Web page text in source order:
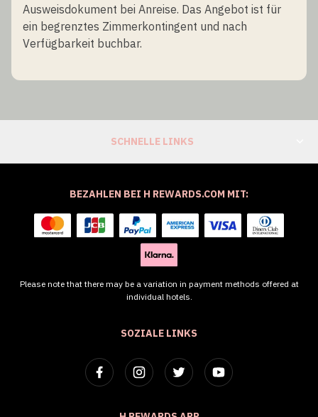
Ausweisdokument bei Anreise. Das Angebot ist für
ein begrenztes Zimmerkontingent und nach
Verfügbarkeit buchbar.
SCHNELLE LINKS
SOZIALE LINKS
BEZAHLEN BEI H REWARDS.COM MIT:
Please note that there may be a variation in payment methods offered at
individual hotels.